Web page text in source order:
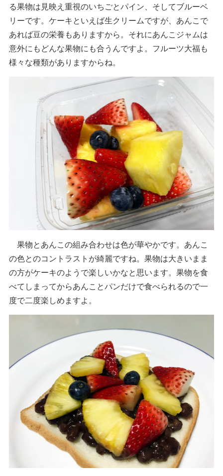
る果物は見映え重視のいちごとパイン、そしてブルーベ
リーです。ケーキといえば生クリームですが、あんこで
あれば豆の栄養もありますから。それにあんこジャムは
意外にもどんな果物にも合うんですよ。フルーツ大福も
様々な種類がありますからね。
果物とあんこの組み合わせは色が華やかです。あんこ
の色とのコントラストが綺麗ですね。果物は大きいまま
の方がケーキのようで楽しいかなと思います。果物を食
べてしまってからあんことパンだけで食べられるので一
度で二度楽しめますよ。